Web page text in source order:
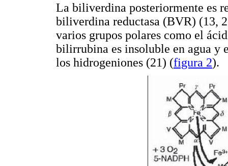
La biliverdina posteriormente es
biliverdina reductasa (BVR) (13,
varios grupos polares como el
bilirrubina es insoluble en agua y
los hidrogeniones (21) (figura 2).